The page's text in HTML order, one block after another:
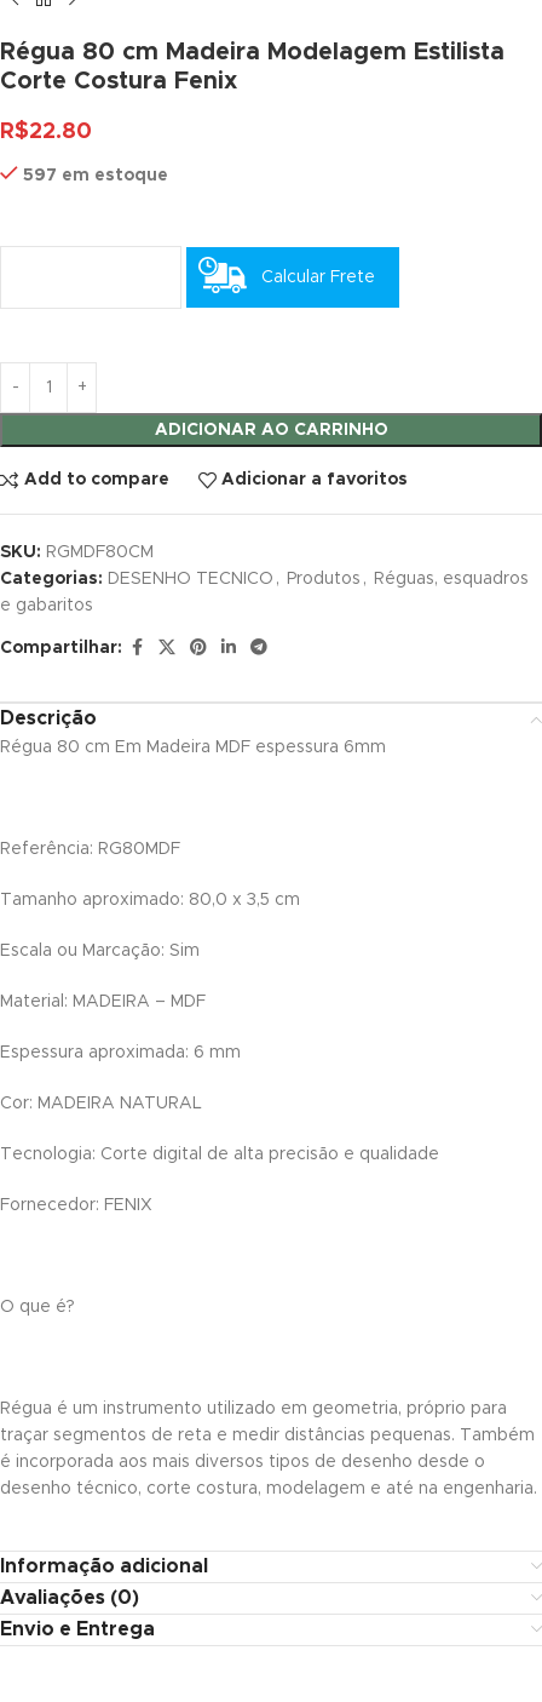
panel
panel
panel
panel
satın al
panel
panel
panel
panel
panel
panel
panel
panel
panel
panel
panel
panel
panel
panel
panel
panel
Panel
Régua 80 cm Madeira Modelagem Estilista
Corte Costura Fenix
R$22.80
597 em estoque
Calcular Frete
ADICIONAR AO CARRINHO
Add to compare Adicionar a favoritos
SKU: RGMDF80CM
Categorias: DESENHO TECNICO , Produtos ,
Réguas, esquadros
e gabaritos
Compartilhar:
Descrição
Régua 80 cm Em Madeira MDF espessura 6mm
Referência: RG80MDF
Tamanho aproximado: 80,0 x 3,5 cm
Escala ou Marcação: Sim
Material: MADEIRA – MDF
Espessura aproximada: 6 mm
Cor: MADEIRA NATURAL
Tecnologia: Corte digital de alta precisão e qualidade
Fornecedor: FENIX
O que é?
Régua é um instrumento utilizado em geometria, próprio para
traçar segmentos de reta e medir distâncias pequenas. Também
é incorporada aos mais diversos tipos de desenho desde o
desenho técnico, corte costura, modelagem e até na engenharia.
Informação adicional
Avaliações (0)
Envio e Entrega